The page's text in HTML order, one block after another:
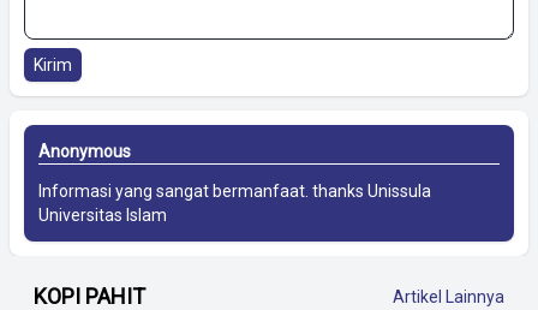
Kirim
Anonymous
Informasi yang sangat bermanfaat. thanks Unissula
Universitas Islam
KOPI PAHIT Artikel Lainnya